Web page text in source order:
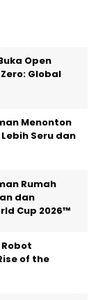
Open
Global
Menonton
Seru dan
Rumah
dan
Cup 2026™
of the